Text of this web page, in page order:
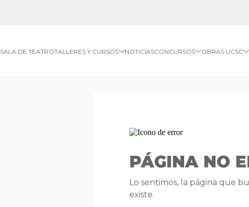
SALA DE TEATROTALLERES Y CURSOS NOTICIASCONCURSOS OBRAS UCSC
PÁGINA NO
Lo sentimos, la página que
existe.